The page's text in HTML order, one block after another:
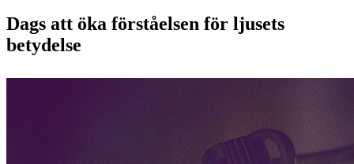
Dags att öka förståelsen för ljusets
betydelse